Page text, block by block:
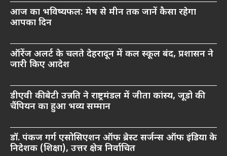
आज का भविष्यफल: मेष से मीन तक जानें कैसा रहेगा
आपका दिन
ऑरेंज अलर्ट के चलते देहरादून में कल स्कूल बंद, प्रशासन ने
जारी किए आदेश
डीएवी की बेटी उन्नति ने राष्ट्रमंडल में जीता कांस्य, जूडो की
चैंपियन का हुआ भव्य सम्मान
डॉ. पंकज गर्ग एसोसिएशन ऑफ ब्रेस्ट सर्जन्स ऑफ इंडिया के
निदेशक (शिक्षा), उत्तर क्षेत्र निर्वाचित